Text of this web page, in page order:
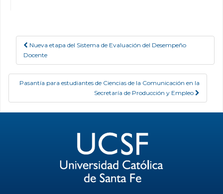
Post navigation
Nueva etapa del Sistema de Evaluación del Desempeño
Docente
Pasantía para estudiantes de Ciencias de la Comunicación en la
Secretaría de Producción y Empleo